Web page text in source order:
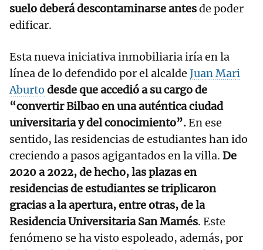
suelo deberá descontaminarse antesde poder
edificar.
Esta nueva iniciativa inmobiliaria iría en la
línea de lo defendido por el alcalde Juan Mari
Aburto desde que accedió a su cargo de
“convertir Bilbao en una auténtica ciudad
universitaria y del conocimiento”.En ese
sentido, las residencias de estudiantes han ido
creciendo a pasos agigantados en la villa. De
2020 a 2022, de hecho, las plazas en
residencias de estudiantes se triplicaron
gracias a la apertura, entre otras, de la
Residencia Universitaria San Mamés. Este
fenómeno se ha visto espoleado, además, por